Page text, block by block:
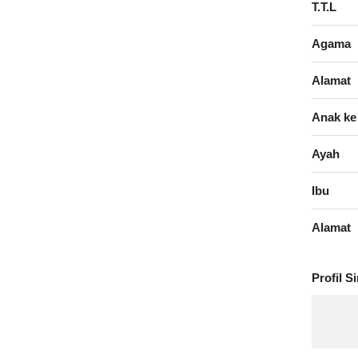
T.T.L
Agama
Alamat
Anak ke
Ayah
Ibu
Alamat
Profil